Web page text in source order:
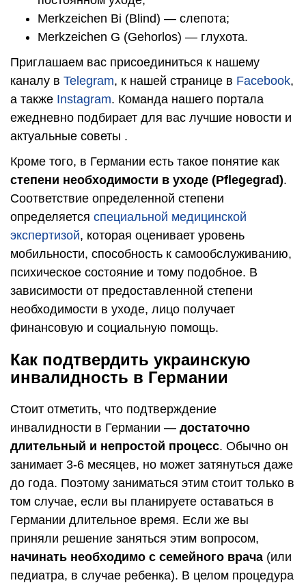
Merkzeichen Bi (Blind) — слепота;
Merkzeichen G (Gehorlos) — глухота.
Приглашаем вас присоединиться к нашему
каналу в Telegram, к нашей странице в Facebook,
а также Instagram. Команда нашего портала
ежедневно подбирает для вас лучшие новости и
актуальные советы .
Кроме того, в Германии есть такое понятие как
степени необходимости в уходе (Pflegegrad).
Соответствие определенной степени
определяется специальной медицинской
экспертизой, которая оценивает уровень
мобильности, способность к самообслуживанию,
психическое состояние и тому подобное. В
зависимости от предоставленной степени
необходимости в уходе, лицо получает
финансовую и социальную помощь.
Как подтвердить украинскую
инвалидность в Германии
Стоит отметить, что подтверждение
инвалидности в Германии — достаточно
длительный и непростой процесс. Обычно он
занимает 3-6 месяцев, но может затянуться даже
до года. Поэтому заниматься этим стоит только в
том случае, если вы планируете оставаться в
Германии длительное время. Если же вы
приняли решение заняться этим вопросом,
начинать необходимо с семейного врача (или
педиатра, в случае ребенка). В целом процедура